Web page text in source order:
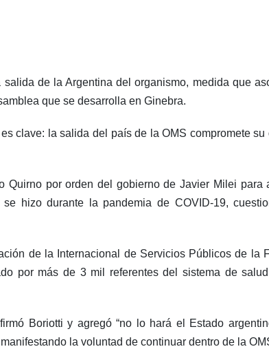
de la Argentina del organismo, medida que
que se desarrolla en Ginebra.
clave: la salida del país de la OMS compromete su
por orden del gobierno de Javier Milei para
hizo durante la pandemia de COVID-19,
de la Internacional de Servicios Públicos de la
por más de 3 mil referentes del sistema de
Boriotti y agregó “no lo hará el Estado
la voluntad de continuar dentro de la